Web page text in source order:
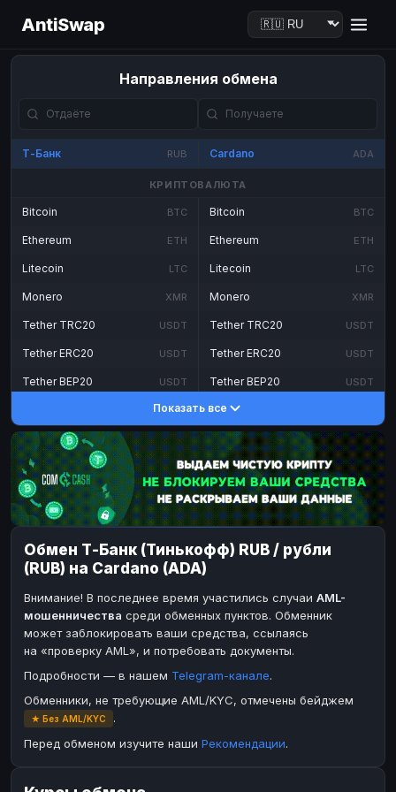
AntiSwap
Направления обмена
Т-Банк RUB Cardano ADA
КРИПТОВАЛЮТА
Bitcoin BTC
Ethereum ETH
Litecoin LTC
Monero XMR
Tether TRC20 USDT
Tether ERC20 USDT
Tether BEP20 USDT
DASH
Toncoin TON
Dogecoin DOGE
TRX TRON
Bitcoin Cash BCH
BinanceCoin BEP20
Ether Classic
SOL
Ripple XRP
Bitcoin BTC
Ethereum ETH
Litecoin LTC
Monero XMR
Tether TRC20 USDT
Tether ERC20 USDT
Tether BEP20 USDT
DASH
Toncoin TON
Dogecoin DOGE
TRX TRON
Bitcoin Cash BCH
BinanceCoin
Ripple
Paxum USD
Perfect Money
Payoneer USD
Paxum
Payoneer
Показать все
Обмен Т-Банк (Тинькофф) RUB / рубли
(RUB) на Cardano (ADA)
Внимание! В последнее время участились случаи AML-
мошенничества среди обменных пунктов. Обменник
может заблокировать ваши средства, ссылаясь
на «проверку AML», и потребовать документы.
Подробности — в нашем Telegram-канале.
Обменники, не требующие AML/KYC, отмечены бейджем
★ Без AML/KYC
.
Перед обменом изучите наши Рекомендации.